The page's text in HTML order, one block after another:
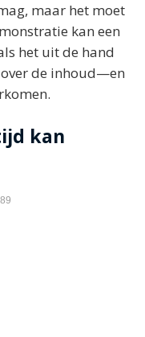
maar het moet
kan een
het uit de hand
de inhoud—en
kan